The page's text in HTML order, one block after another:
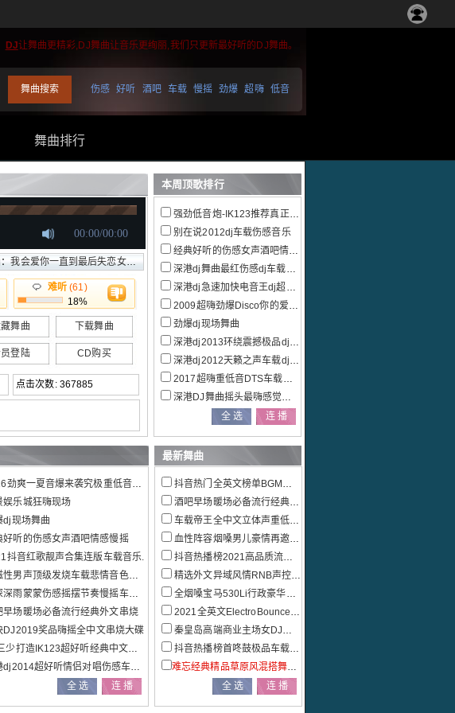
DJ让舞曲更精彩,DJ舞曲让音乐更绚丽,我们只更新最好听的DJ舞曲。
伤感 好听 酒吧 车载 慢摇 劲爆 超嗨 低音
舞曲排行
本周顶歌排行
我会爱你一直到最后失恋女声连版情歌
难听 (61)
18%
舞曲 下载舞曲
登陆 CD购买
点击次数: 367885
强劲低音炮-IK123推荐真正的慢摇跳舞大碟
别在说2012dj车载伤感音乐
经典好听的伤感女声酒吧情感慢摇
深港dj舞曲最红伤感dj车载音乐大碟
深港dj急速加快电音王dj超嗨串烧
2009超嗨劲爆Disco你的爱给了谁串烧
劲爆dj现场舞曲
深港dj2013环绕震撼极品dj电音
深港dj2012天籁之声车载dj音乐大碟
2017超嗨重低音DTS车载电音dj串烧
深港DJ舞曲摇头最嗨感觉全新精品DJ大碟
最新舞曲
爽一夏音爆来袭究极重低音慢摇车载
娱乐城狂嗨现场
dj现场舞曲
好听的伤感女声酒吧情感慢摇
抖音红歌靓声合集连版车载音乐.
男声顶级发烧车载悲情音色中文专辑
雨蒙蒙伤感摇摆节奏慢摇车载串烧
早场暖场必备流行经典外文串烧
DJ2019奖品嗨摇全中文串烧大碟
少打造IK123超好听经典中文慢摇
超好听情侣对唱伤感车载大碟
抖音热门全英文榜单BGM车载慢摇特辑
酒吧早场暖场必备流行经典外文串烧
车载帝王全中文立体声重低音极品全景串烧
血性阵容烟嗓男儿豪情再邀兄弟喝杯酒宁音社匠心巨作
抖音热播榜2021高品质流行热播情歌联播发烧大碟
精选外文异域风情RNB声控车载慢摇
全烟嗓宝马530Li行政豪华套装车主定制车载串烧
2021全英文ElectroBounce重低音车载串烧
秦皇岛高端商业主场女DJ多元素EDM电音混音串烧
抖音热播榜首咚鼓极品车载中文串烧大碟
难忘经典精品草原风混搭舞曲车载大碟